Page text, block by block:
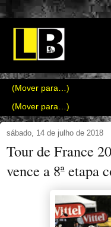
sábado, 14 de julho de 2018
Tour de France
vence a 8ª etapa